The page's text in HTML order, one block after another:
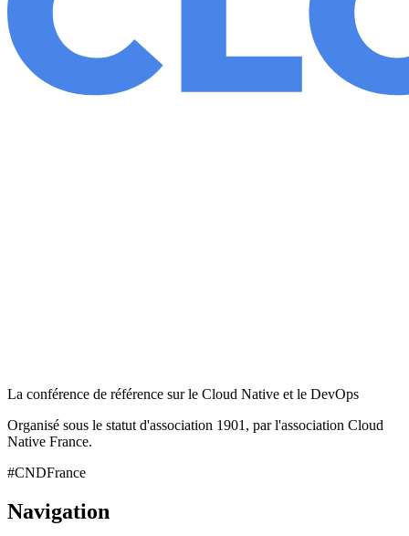
La conférence de référence sur le Cloud Native et le DevOps
Organisé sous le statut d'association 1901, par l'association Cloud
Native France.
#CNDFrance
Navigation